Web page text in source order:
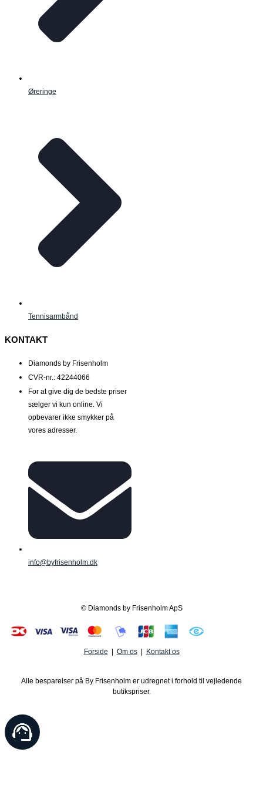
Øreringe
Tennisarmbånd
KONTAKT
Diamonds by Frisenholm
CVR-nr.: 42244066
For at give dig de bedste priser
sælger vi kun online. Vi
opbevarer ikke smykker på
vores adresser.
info@byfrisenholm.dk
© Diamonds by Frisenholm ApS
Forside Om os| Kontakt os
Alle besparelser på By Frisenholm er udregnet i forhold til vejledende
butikspriser.